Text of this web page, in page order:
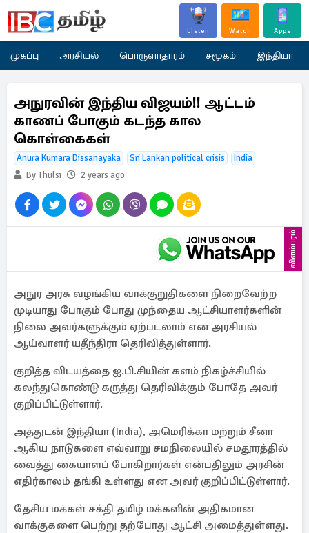
Listen Watch Apps
முகப்பு அரசியல் பொருளாதாரம் சமூகம் இந்தியா
அநுரவின் இந்திய விஜயம்!! ஆட்டம்
காணப் போகும் கடந்த கால
கொள்கைகள்
Anura Kumara Dissanayaka Sri Lankan political crisis
India
By Thulsi
2 years ago
விளம்பரம்
அநுர அரசு வழங்கிய வாக்குறுதிகளை நிறைவேற்ற
முடியாது போகும் போது முந்தைய ஆட்சியாளர்களின்
நிலை அவர்களுக்கும் ஏற்படலாம் என அரசியல்
ஆய்வாளர் யதீந்திரா தெரிவித்துள்ளார்.
குறித்த விடயத்தை ஐ.பி.சியின் களம் நிகழ்ச்சியில்
கலந்துகொண்டு கருத்து தெரிவிக்கும் போதே அவர்
குறிப்பிட்டுள்ளார்.
அத்துடன் இந்தியா (India), அமெரிக்கா மற்றும் சீனா
ஆகிய நாடுகளை எவ்வாறு சமநிலையில் சமதூரத்தில்
வைத்து கையாளப் போகிறார்கள் என்பதிலும் அரசின்
எதிர்காலம் தங்கி உள்ளது என அவர் குறிப்பிட்டுள்ளார்.
தேசிய மக்கள் சக்தி தமிழ் மக்களின் அதிகமான
வாக்குகளை பெற்று தற்போது ஆட்சி அமைத்துள்ளது.